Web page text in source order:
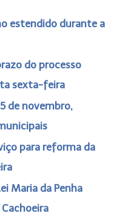
estendido durante a
do processo
sexta-feira
de novembro,
para reforma da
Maria da Penha